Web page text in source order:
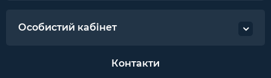
Особистий кабінет
Контакти